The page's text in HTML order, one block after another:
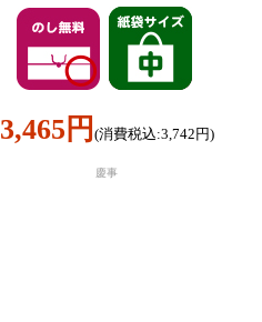
3,465円 (消費税込:3,742円)
慶事